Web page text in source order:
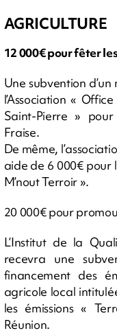
AGRICULTURE
12 000€ pour fêter
Une subvention
l’Association «
Saint-Pierre »
Fraise.
De même,
aide de 6 000€ pour
M’nout Terroir ».
20 000€ pour
L’Institut de la
recevra une
financement des
agricole local
les émissions «
Réunion.